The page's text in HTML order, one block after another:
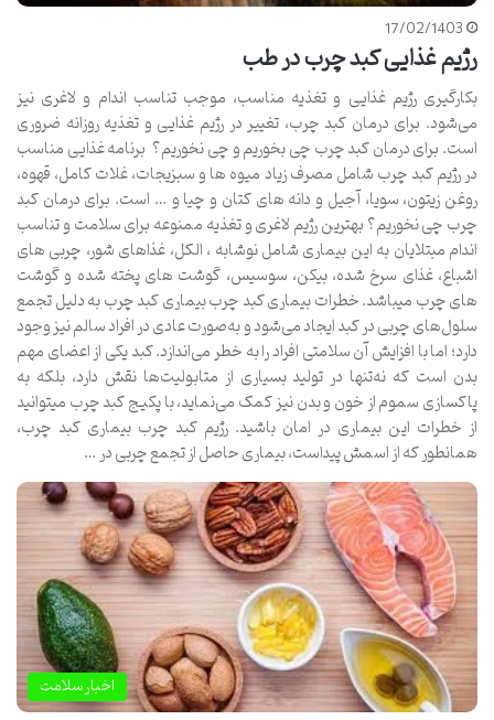
17/02/1403
رژیم غذایی کبد چرب در طب
بکارگیری رژیم غذایی و تغذیه مناسب، موجب تناسب اندام و لاغری نیز
می‌شود. برای درمان کبد چرب، تغییر در رژیم غذایی و تغذیه روزانه ضروری
است. برای درمان کبد چرب چی بخوریم و چی نخوریم؟ برنامه غذایی مناسب
در رژیم کبد چرب شامل مصرف زیاد میوه ها و سبزیجات، غلات کامل، قهوه،
روغن زیتون، سویا، آجیل و دانه های کتان و چیا و … است. برای درمان کبد
چرب چی نخوریم؟ بهترین رژیم لاغری و تغذیه ممنوعه برای سلامت و تناسب
اندام مبتلایان به این بیماری شامل نوشابه ، الکل، غذاهای شور، چربی های
اشباع، غذای سرخ شده، بیکن، سوسیس، گوشت های پخته شده و گوشت
های چرب میباشد. خطرات بیماری کبد چرب بیماری کبد چرب به دلیل تجمع
سلول‌های چربی در کبد ایجاد می‌شود و به‌صورت عادی در افراد سالم نیز وجود
دارد؛ اما با افزایش آن سلامتی افراد را به خطر می‌اندازد. کبد یکی از اعضای مهم
بدن است که نه‌تنها در تولید بسیاری از متابولیت‌ها نقش دارد، بلکه به
پاکسازی سموم از خون و بدن نیز کمک می‌نماید، با پکیج کبد چرب میتوانید
از خطرات این بیماری در امان باشید. رژیم کبد چرب بیماری کبد چرب،
همانطور که از اسمش پیداست، بیماری حاصل از تجمع چربی در …
اخبار سلامت